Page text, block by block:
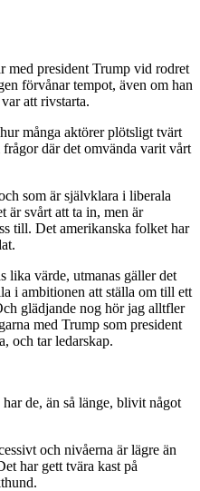
med president Trump vid rodret
förvånar tempot, även om han
att rivstarta.
många aktörer plötsligt tvärt
där det omvända varit vårt
som är självklara i liberala
är svårt att ta in, men är
till. Det amerikanska folket har
lika värde, utmanas gäller det
i ambitionen att ställa om till ett
glädjande nog hör jag alltfler
med Trump som president
och tar ledarskap.
de, än så länge, blivit något
och nivåerna är lägre än
har gett tvära kast på